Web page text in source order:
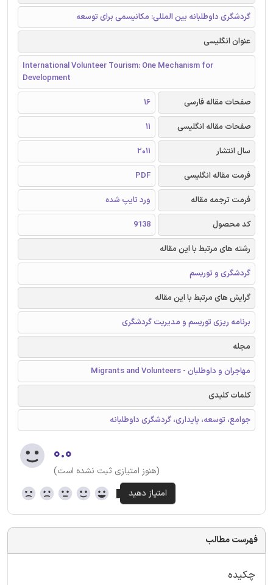
گردشگری داوطلبانه بین المللی: مکانیسمی برای توسعه
عنوان انگلیسی
International Volunteer Tourism: One Mechanism for
Development
صفحات مقاله فارسی
16
صفحات مقاله انگلیسی
11
سال انتشار
2011
فرمت مقاله انگلیسی
PDF
فرمت ترجمه مقاله
ورد تایپ شده
کد محصول
9138
رشته های مرتبط با این مقاله
گردشگری و توریسم
گرایش های مرتبط با این مقاله
برنامه ریزی توریسم و مدیریت گردشگری
مجله
مهاجران و داوطلبان - Migrants and Volunteers
کلمات کلیدی
جوامع، توسعه، پایداری، گردشگری داوطلبانه
۰.۰
(هنوز امتیازی ثبت نشده است)
فهرست مطالب
چکیده